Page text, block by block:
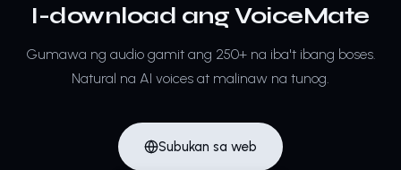
I-download ang VoiceMate
Gumawa ng audio gamit ang 250+ na iba't ibang boses.
Natural na AI voices at malinaw na tunog.
Subukan sa web